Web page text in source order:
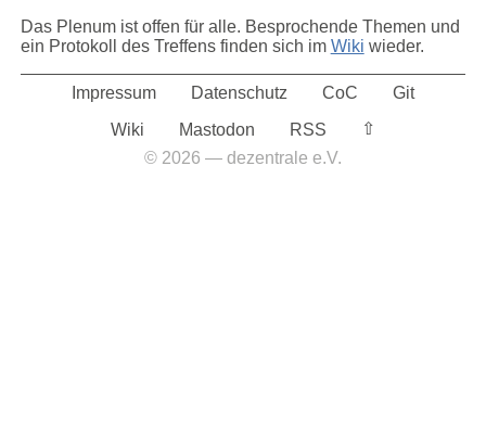
Das Plenum ist offen für alle. Besprochende Themen und
ein Protokoll des Treffens finden sich im Wiki wieder.
Impressum Datenschutz CoC
Git
Wiki
Mastodon RSS
⇧︎
© 2026 — dezentrale e.V.